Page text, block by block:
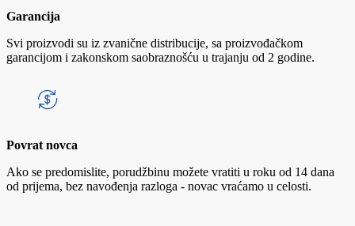
Garancija
Svi proizvodi su iz zvanične distribucije, sa proizvođačkom
garancijom i zakonskom saobraznošću u trajanju od 2 godine.
Povrat novca
Ako se predomislite, porudžbinu možete vratiti u roku od 14 dana
od prijema, bez navođenja razloga - novac vraćamo u celosti.